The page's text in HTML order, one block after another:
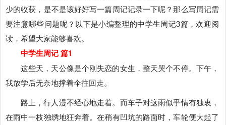
少的收获，是不是该好好写一篇周记记录一下呢？那么写周记需
要注意哪些问题呢？以下是小编整理的中学生周记3篇，欢迎阅
读，希望大家能够喜欢。
中学生周记 篇1
这些天，天公像是个刚失恋的女生，整天哭个不停。下午，
我放学后无奈地撑着伞往回走。
路上，行人漫不经心地走着。而车子对这雨似乎情有独衷，
在雨中一枝独绣地狂奔着。在稍有凹坑的路面时，车轮便大起了